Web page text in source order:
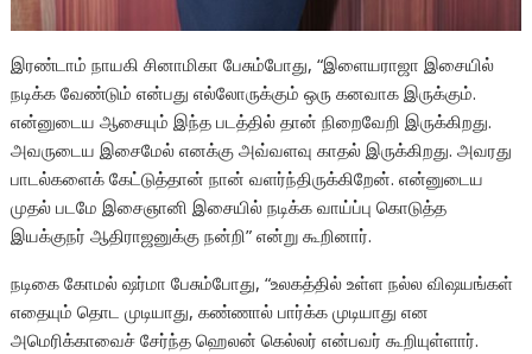
இரண்டாம் நாயகி சினாமிகா பேசும்போது, “இளையராஜா இசையில்
நடிக்க வேண்டும் என்பது எல்லோருக்கும் ஒரு கனவாக இருக்கும்.
என்னுடைய ஆசையும் இந்த படத்தில் தான் நிறைவேறி இருக்கிறது.
அவருடைய இசைமேல் எனக்கு அவ்வளவு காதல் இருக்கிறது. அவரது
பாடல்களைக் கேட்டுத்தான் நான் வளர்ந்திருக்கிறேன். என்னுடைய
முதல் படமே இசைஞானி இசையில் நடிக்க வாய்ப்பு கொடுத்த
இயக்குநர் ஆதிராஜனுக்கு நன்றி” என்று கூறினார்.
நடிகை கோமல் ஷர்மா பேசும்போது, “உலகத்தில் உள்ள நல்ல விஷயங்கள்
எதையும் தொட முடியாது, கண்ணால் பார்க்க முடியாது என
அமெரிக்காவைச் சேர்ந்த ஹெலன் கெல்லர் என்பவர் கூறியுள்ளார்.